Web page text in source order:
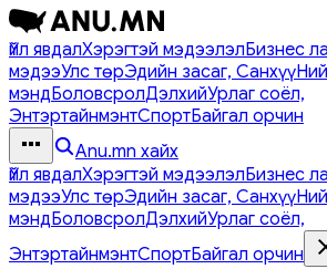
Үйл явдалХэрэгтэй мэдээлэлБизнес
мэдээУлс төрЭдийн засаг, Санхүү
мэндБоловсролДэлхийУрлаг соёл,
ЭнтэртайнмэнтСпортБайгал орчин
Anu.mn хайх
Үйл явдалХэрэгтэй мэдээлэлБизнес
мэдээУлс төрЭдийн засаг, Санхүү
мэндБоловсролДэлхийУрлаг соёл,
ЭнтэртайнмэнтСпортБайгал орчин